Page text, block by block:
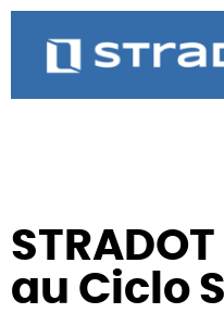
au Ciclo